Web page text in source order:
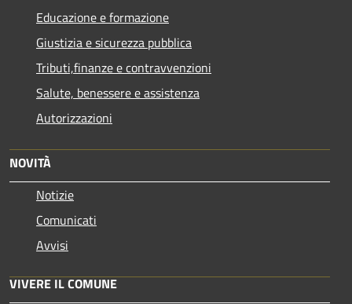
Educazione e formazione
Giustizia e sicurezza pubblica
Tributi,finanze e contravvenzioni
Salute, benessere e assistenza
Autorizzazioni
NOVITÀ
Notizie
Comunicati
Avvisi
VIVERE IL COMUNE